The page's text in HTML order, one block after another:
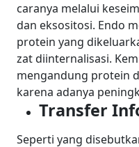
caranya melalui
dan eksositosi. Endo
protein yang
zat diinternalisasi.
mengandung protein
karena adanya
Transfer
Seperti yang